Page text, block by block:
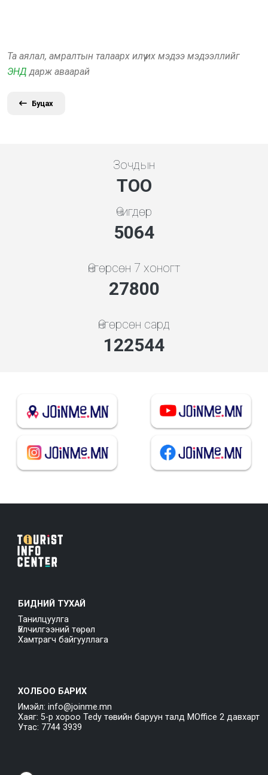
Та аялал, амралтын талаарх илүү их мэдээ мэдээллийг
ЭНД дарж аваарай
Буцах
Зочдын
ТОО
Өчигдөр
5453
Өнгөрсөн 7 хоногт
29939
Өнгөрсөн сард
131971
БИДНИЙ ТУХАЙ
Танилцуулга
Үйлчилгээний төрөл
Хамтрагч байгууллага
ХОЛБОО БАРИХ
Имэйл: info@joinme.mn
Хаяг: 5-р хороо Tedy төвийн баруун талд MOffice 2 давхарт
Утас: 7744 3939